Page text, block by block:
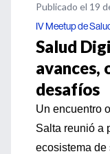
Publicado el 19
IV Meetup de
Salud
avances,
desafíos
Un encuentro
Salta reunió a
ecosistema de